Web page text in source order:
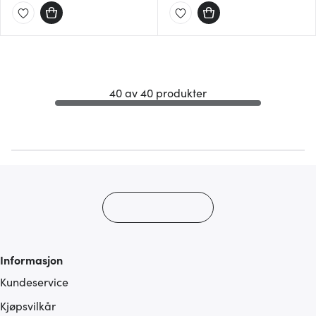
40 av 40 produkter
Informasjon
Kundeservice
Kjøpsvilkår